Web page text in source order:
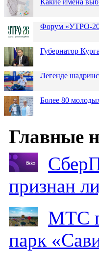
Форум «УТРО-
Губернатор
Легенде
Более 80
Главные
признан
МТС
парк